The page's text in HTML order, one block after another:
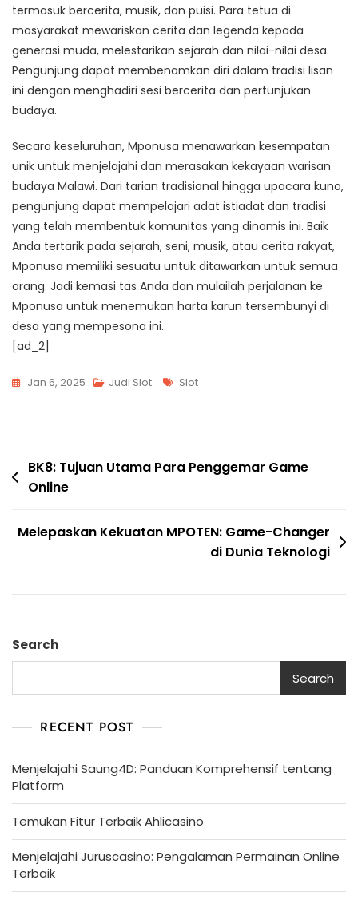
termasuk bercerita, musik, dan puisi. Para tetua di
masyarakat mewariskan cerita dan legenda kepada
generasi muda, melestarikan sejarah dan nilai-nilai desa.
Pengunjung dapat membenamkan diri dalam tradisi lisan
ini dengan menghadiri sesi bercerita dan pertunjukan
budaya.
Secara keseluruhan, Mponusa menawarkan kesempatan
unik untuk menjelajahi dan merasakan kekayaan warisan
budaya Malawi. Dari tarian tradisional hingga upacara kuno,
pengunjung dapat mempelajari adat istiadat dan tradisi
yang telah membentuk komunitas yang dinamis ini. Baik
Anda tertarik pada sejarah, seni, musik, atau cerita rakyat,
Mponusa memiliki sesuatu untuk ditawarkan untuk semua
orang. Jadi kemasi tas Anda dan mulailah perjalanan ke
Mponusa untuk menemukan harta karun tersembunyi di
desa yang mempesona ini.
[ad_2]
Jan 6, 2025 Judi Slot Tags
Slot
Post
navigation
BK8: Tujuan Utama Para Penggemar Game
Online
Melepaskan Kekuatan MPOTEN: Game-Changer
di Dunia Teknologi
Search
Search
RECENT POST
Menjelajahi Saung4D: Panduan Komprehensif tentang
Platform
Temukan Fitur Terbaik Ahlicasino
Menjelajahi Juruscasino: Pengalaman Permainan Online
Terbaik